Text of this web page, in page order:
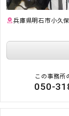
兵庫県明石市小久
この事務所
050-